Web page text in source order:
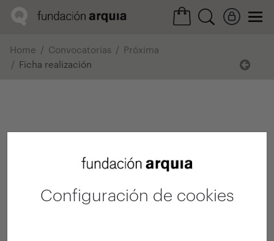
Configuración de cookies
Home Convocatorias
Próxima
Ficha realización